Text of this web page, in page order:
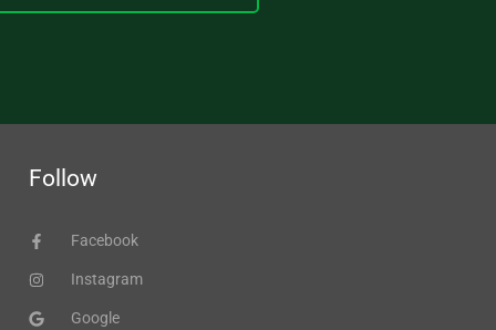
Follow
Facebook
Instagram
Google